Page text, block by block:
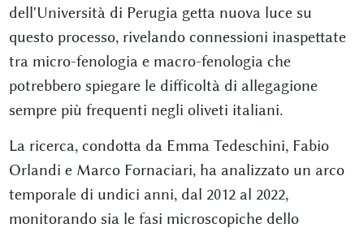
dell'Università di Perugia getta nuova luce su
questo processo, rivelando connessioni inaspettate
tra micro-fenologia e macro-fenologia che
potrebbero spiegare le difficoltà di allegagione
sempre più frequenti negli oliveti italiani.
La ricerca, condotta da Emma Tedeschini, Fabio
Orlandi e Marco Fornaciari, ha analizzato un arco
temporale di undici anni, dal 2012 al 2022,
monitorando sia le fasi microscopiche dello